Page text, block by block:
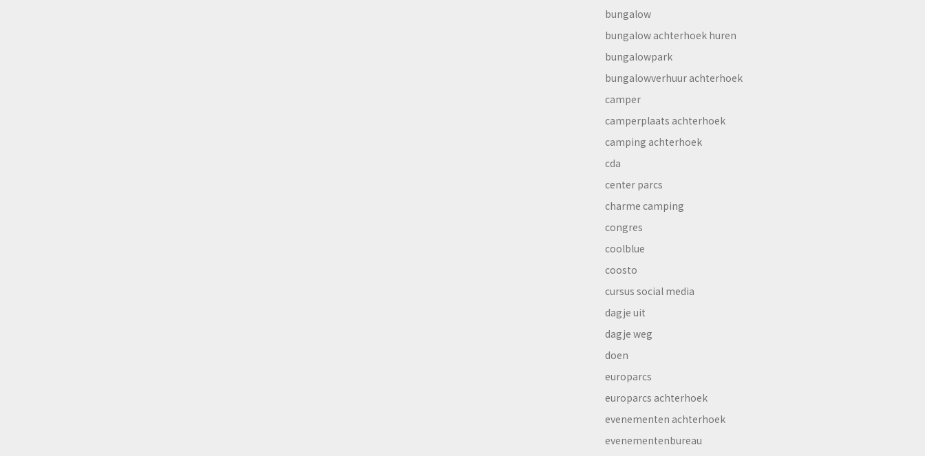
bungalow
bungalow achterhoek huren
bungalowpark
bungalowverhuur achterhoek
camper
camperplaats achterhoek
camping achterhoek
cda
center parcs
charme camping
congres
coolblue
coosto
cursus social media
dagje uit
dagje weg
doen
europarcs
europarcs achterhoek
evenementen achterhoek
evenementenbureau